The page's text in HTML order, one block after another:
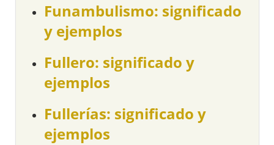
Funambulismo: significado
y ejemplos
Fullero: significado y
ejemplos
Fullerías: significado y
ejemplos